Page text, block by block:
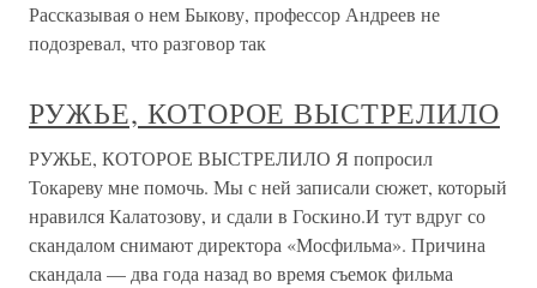
Рассказывая о нем Быкову, профессор Андреев не
подозревал, что разговор так
РУЖЬЕ, КОТОРОЕ ВЫСТРЕЛИЛО
РУЖЬЕ, КОТОРОЕ ВЫСТРЕЛИЛО Я попросил
Токареву мне помочь. Мы с ней записали сюжет, который
нравился Калатозову, и сдали в Госкино.И тут вдруг со
скандалом снимают директора «Мосфильма». Причина
скандала — два года назад во время съемок фильма